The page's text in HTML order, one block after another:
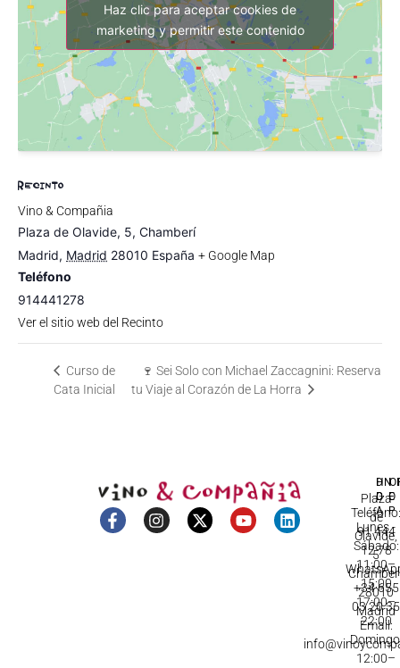
RECINTO
Vino & Compañia
Plaza de Olavide, 5, Chamberí
Madrid, Madrid 28010 España + Google Map
Teléfono
914441278
Ver el sitio web del Recinto
Haz clic para aceptar cookies de
marketing y permitir este contenido
Curso de
Cata Inicial
🍷 Sei Solo con Michael Zaccagnini: Reserva
tu Viaje al Corazón de La Horra
Plaza
de
Olavide,
5
28010
Madrid
DE
Lunes -
Sábado:
11:00–
15:00
17:00–
22:00
12:00–
91 444
12 78
+34 655
03 20 35
Email: